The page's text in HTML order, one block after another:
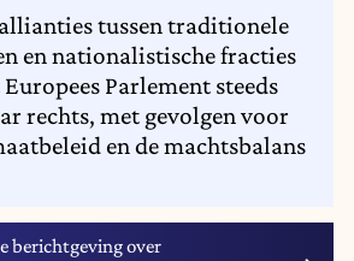
tussen traditionele
en nationalistische fracties
Parlement steeds
rechts, met gevolgen voor
en de machtsbalans
berichtgeving over